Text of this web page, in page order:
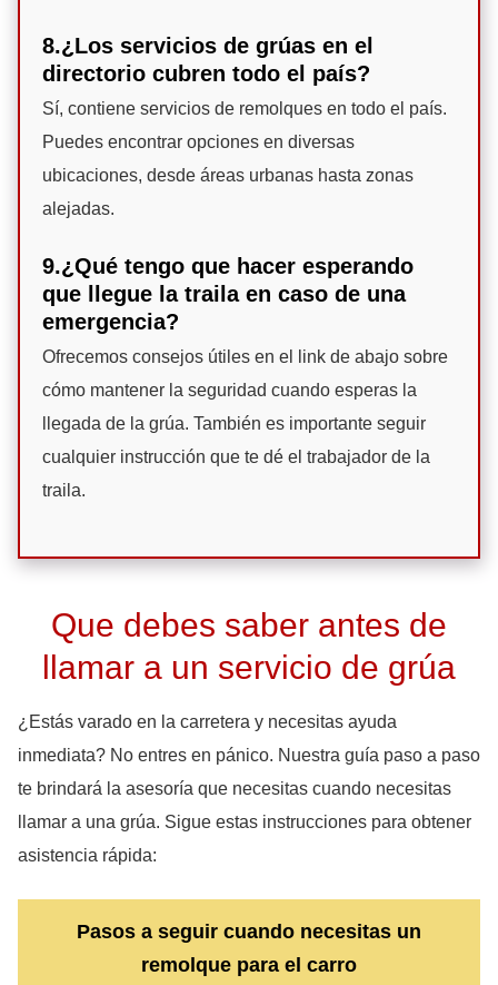
8.¿Los servicios de grúas en el
directorio cubren todo el país?
Sí, contiene servicios de remolques en todo el país.
Puedes encontrar opciones en diversas
ubicaciones, desde áreas urbanas hasta zonas
alejadas.
9.¿Qué tengo que hacer esperando
que llegue la traila en caso de una
emergencia?
Ofrecemos consejos útiles en el link de abajo sobre
cómo mantener la seguridad cuando esperas la
llegada de la grúa. También es importante seguir
cualquier instrucción que te dé el trabajador de la
traila.
Que debes saber antes de
llamar a un servicio de grúa
¿Estás varado en la carretera y necesitas ayuda
inmediata? No entres en pánico. Nuestra guía paso a paso
te brindará la asesoría que necesitas cuando necesitas
llamar a una grúa. Sigue estas instrucciones para obtener
asistencia rápida:
Pasos a seguir cuando necesitas un
remolque para el carro